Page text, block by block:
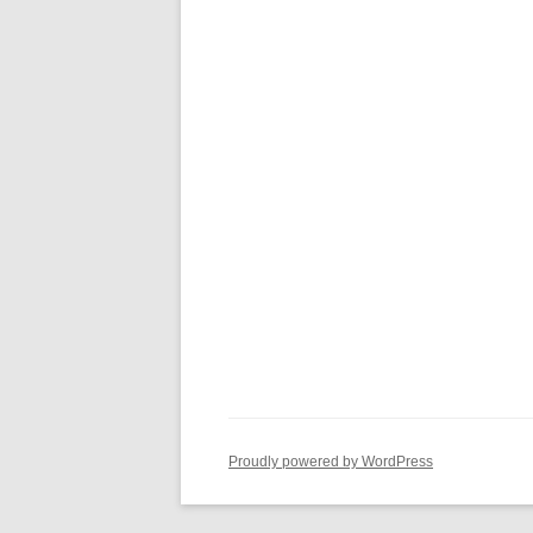
Proudly powered by WordPress